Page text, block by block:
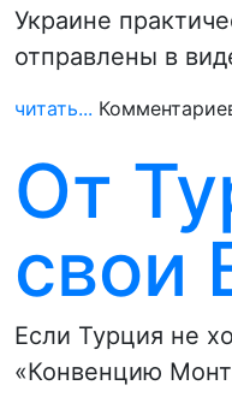
Украине
отправлены в
читать...
От
свои
Если Турция не
«Конвенцию